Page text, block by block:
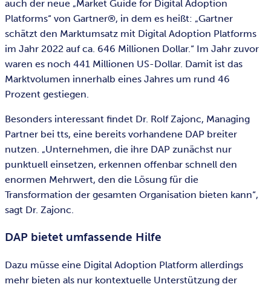
auch der neue „Market Guide for Digital Adoption
Platforms“ von Gartner®, in dem es heißt: „Gartner
schätzt den Marktumsatz mit Digital Adoption Platforms
im Jahr 2022 auf ca. 646 Millionen Dollar.“ Im Jahr zuvor
waren es noch 441 Millionen US-Dollar. Damit ist das
Marktvolumen innerhalb eines Jahres um rund 46
Prozent gestiegen.
Besonders interessant findet Dr. Rolf Zajonc, Managing
Partner bei tts, eine bereits vorhandene DAP breiter
nutzen. „Unternehmen, die ihre DAP zunächst nur
punktuell einsetzen, erkennen offenbar schnell den
enormen Mehrwert, den die Lösung für die
Transformation der gesamten Organisation bieten kann“,
sagt Dr. Zajonc.
DAP bietet umfassende Hilfe
Dazu müsse eine Digital Adoption Platform allerdings
mehr bieten als nur kontextuelle Unterstützung der